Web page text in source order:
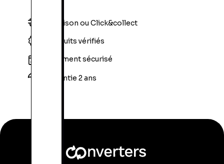
Livraison ou Click&collect
Produits vérifiés
Paiement sécurisé
Garantie 2 ans